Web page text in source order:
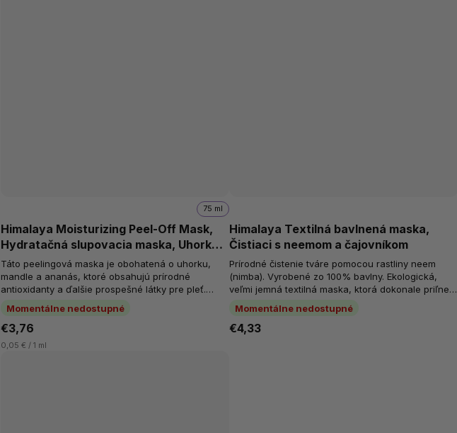
Himalaya Moisturizing Peel-Off Mask,
Hydratačná slupovacia maska, Uhorka &
Mandle, 75 ml
Momentálne nedostupné
75 ml
€3,76
0,05 € / 1 ml
Táto peelingová maska je obohatená o uhorku,
mandle a ananás, ktoré obsahujú prírodné
antioxidanty a ďalšie prospešné látky pre pleť.
Himalaya Textilná bavlnená maska,
Čistiaci s neemom a čajovníkom
Momentálne nedostupné
€4,33
Prírodné čistenie tváre pomocou rastliny neem
(nimba). Vyrobené zo 100% bavlny. Ekologická,
veľmi jemná textilná maska, ktorá dokonale priľne k